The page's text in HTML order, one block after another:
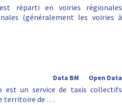
réparti en voiries régionales
(généralement les voiries à
Open Data
Data BM
est un service de taxis collectifs
territoire de …